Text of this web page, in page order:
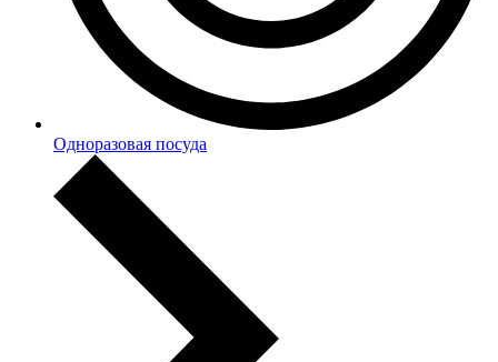
Одноразовая посуда